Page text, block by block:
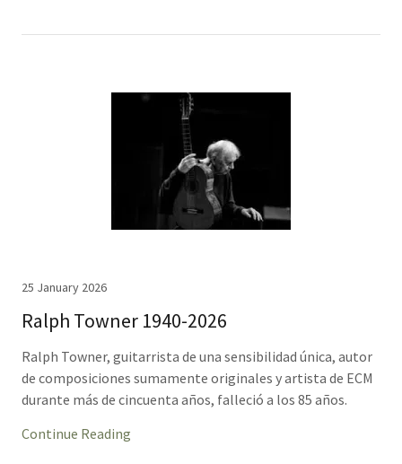
25 January 2026
Ralph Towner 1940-2026
Ralph Towner, guitarrista de una sensibilidad única, autor
de composiciones sumamente originales y artista de ECM
durante más de cincuenta años, falleció a los 85 años.
Continue Reading